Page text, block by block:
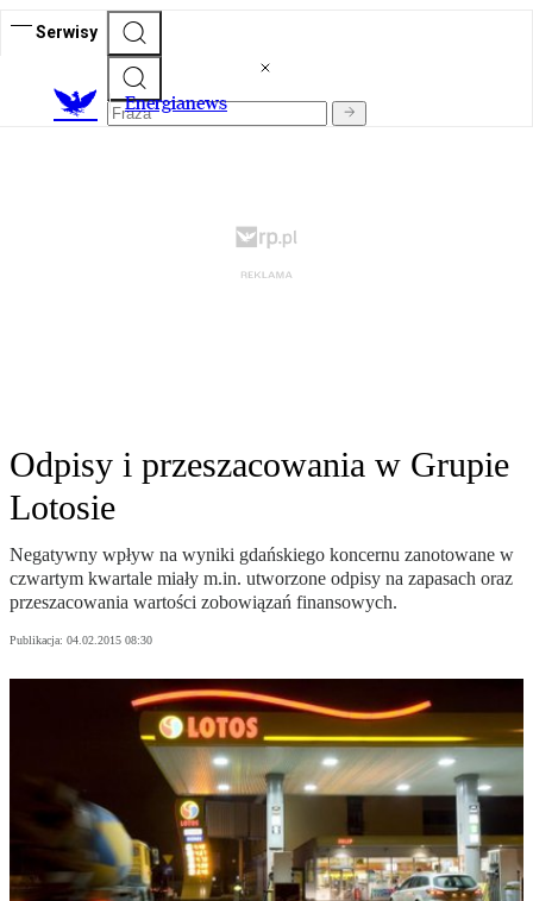
Serwisy
Energianews
Odpisy i przeszacowania w Grupie
Lotosie
Negatywny wpływ na wyniki gdańskiego koncernu zanotowane w
czwartym kwartale miały m.in. utworzone odpisy na zapasach oraz
przeszacowania wartości zobowiązań finansowych.
Publikacja: 04.02.2015 08:30